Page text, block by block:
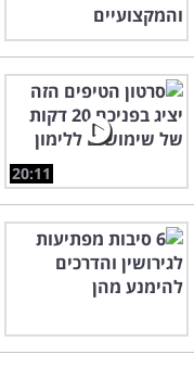
20:11